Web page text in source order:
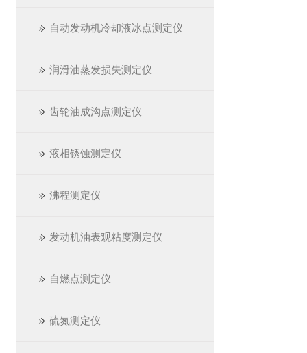
自动发动机冷却液冰点测定仪
润滑油蒸发损失测定仪
齿轮油成沟点测定仪
液相锈蚀测定仪
沸程测定仪
发动机油表观粘度测定仪
自燃点测定仪
硫氮测定仪